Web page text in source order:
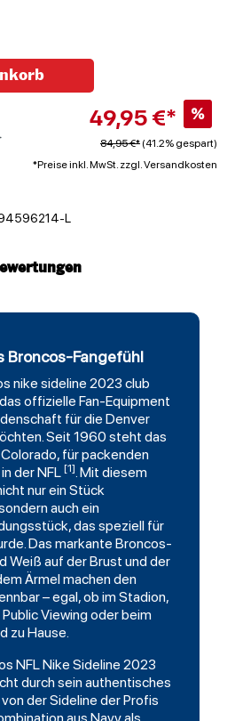
49,95 €* %
84,95 €* (41.2% gespart)
*Preise inkl. MwSt. zzgl. Versandkosten
L
Broncos-Fangefühl
nike sideline 2023 club
offizielle Fan-Equipment
für die Denver
Seit 1960 steht das
für packenden
in der NFL [1]. Mit diesem
nur ein Stück
auch ein
das speziell für
Das markante Broncos-
Weiß auf der Brust und der
Ärmel machen den
– egal, ob im Stadion,
Viewing oder beim
zu Hause.
NFL Nike Sideline 2023
durch sein authentisches
der Sideline der Profis